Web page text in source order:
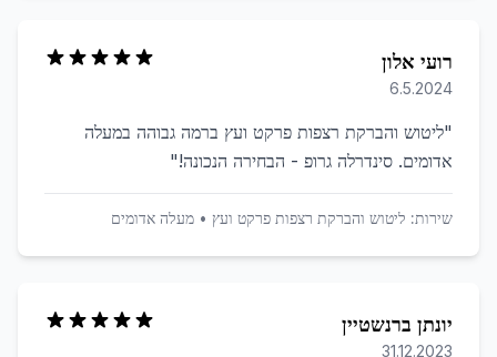
רועי אלון
6.5.2024
"ליטוש והברקת רצפות פרקט ועץ ברמה גבוהה במעלה
אדומים. סינדרלה גרופ - הבחירה הנכונה!"
שירות: ליטוש והברקת רצפות פרקט ועץ • מעלה אדומים
יונתן ברנשטיין
31.12.2023